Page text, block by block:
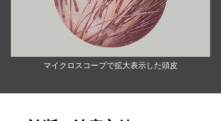
マイクロスコープで拡大表示した頭皮